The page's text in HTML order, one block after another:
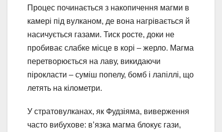
Процес починається з накопичення магми в
камері під вулканом, де вона нагрівається й
насичується газами. Тиск росте, доки не
пробиває слабке місце в корі – жерло. Магма
перетворюється на лаву, викидаючи
пірокласти – суміш попелу, бомб і лапіллі, що
летять на кілометри.
У стратовулканах, як Фудзіяма, виверження
часто вибухове: в’язка магма блокує гази,